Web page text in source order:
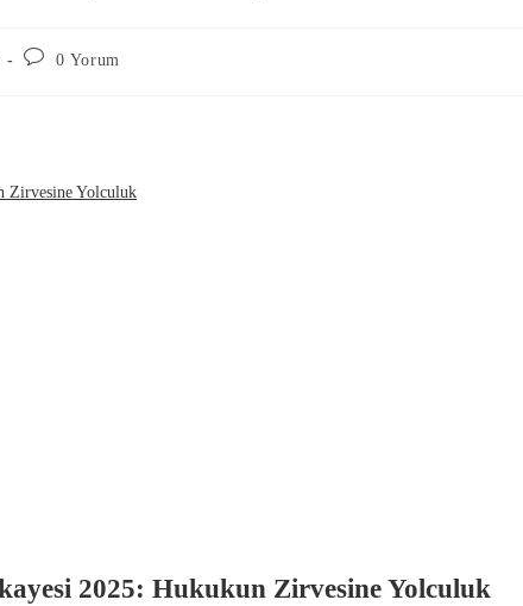
0 Yorum
Zirvesine Yolculuk
2025: Hukukun Zirvesine Yolculuk